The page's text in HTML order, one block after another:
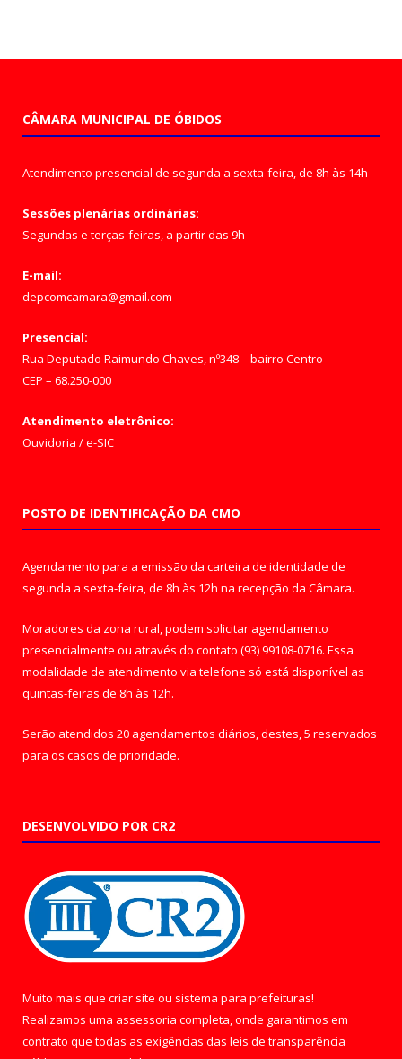
CÂMARA MUNICIPAL DE ÓBIDOS
Atendimento presencial de segunda a sexta-feira, de 8h às 14h
Sessões plenárias ordinárias:
Segundas e terças-feiras, a partir das 9h
E-mail:
depcomcamara@gmail.com
Presencial:
Rua Deputado Raimundo Chaves, nº348 – bairro Centro
CEP – 68.250-000
Atendimento eletrônico:
Ouvidoria /e-SIC
POSTO DE IDENTIFICAÇÃO DA CMO
Agendamento para a emissão da carteira de identidade de
segunda a sexta-feira, de 8h às 12h na recepção da Câmara.
Moradores da zona rural, podem solicitar agendamento
presencialmente ou através do contato (93) 99108-0716. Essa
modalidade de atendimento via telefone só está disponível as
quintas-feiras de 8h às 12h.
Serão atendidos 20 agendamentos diários, destes, 5 reservados
para os casos de prioridade.
DESENVOLVIDO POR CR2
Muito mais que criar site ou sistema para prefeituras!
Realizamos uma assessoria completa, onde garantimos em
contrato que todas as exigências das leis de transparência